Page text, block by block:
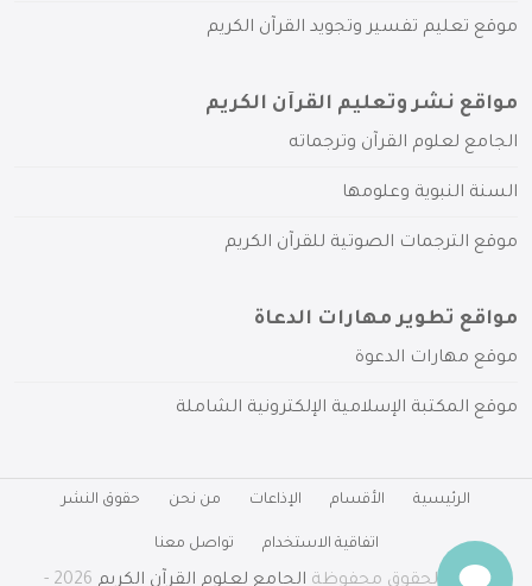
موقع تعليم تفسير وتجويد القرآن الكريم
مواقع نشر وتعليم القرآن الكريم
الجامع لعلوم القرآن وترجماته
السنة النبوية وعلومها
موقع الترجمات الصوتية للقرآن الكريم
مواقع تطوير مهارات الدعاة
موقع مهارات الدعوة
موقع المكتبة الإسلامية الإلكترونية الشاملة
الرئيسية الأقسام الإذاعات من نحن حقوق النشر
اتفاقية الاستخدام تواصل معنا
جميع الحقوق محفوظة الجامع لعلوم القرآن الكريم 2026 -